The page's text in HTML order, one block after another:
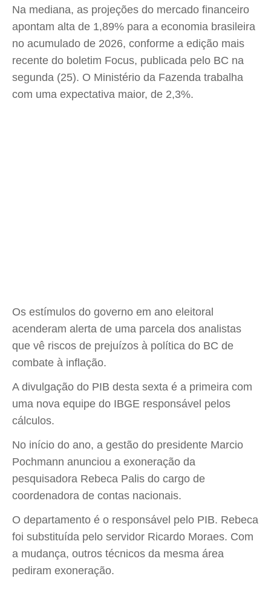
Na mediana, as projeções do mercado financeiro
apontam alta de 1,89% para a economia brasileira
no acumulado de 2026, conforme a edição mais
recente do boletim Focus, publicada pelo BC na
segunda (25). O Ministério da Fazenda trabalha
com uma expectativa maior, de 2,3%.
Os estímulos do governo em ano eleitoral
acenderam alerta de uma parcela dos analistas
que vê riscos de prejuízos à política do BC de
combate à inflação.
A divulgação do PIB desta sexta é a primeira com
uma nova equipe do IBGE responsável pelos
cálculos.
No início do ano, a gestão do presidente Marcio
Pochmann anunciou a exoneração da
pesquisadora Rebeca Palis do cargo de
coordenadora de contas nacionais.
O departamento é o responsável pelo PIB. Rebeca
foi substituída pelo servidor Ricardo Moraes. Com
a mudança, outros técnicos da mesma área
pediram exoneração.